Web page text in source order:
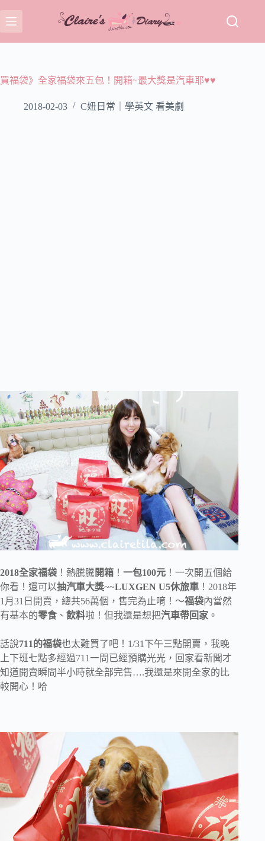
至
主
容
買福袋》全家福袋來五包！開箱~最大獎是汽車耶♥♥
2018-02-03 C妞日常｜學英文 看美劇
2018全家福袋 ！熱騰騰開箱 ！ 一包100元 ！一次開五個給
你看！還可以抽汽車大獎~~LUXGEN U5休旅車 ！2018年
1月31日開賣，總共56萬個，售完為止唷！～福袋內當然
有基本的零食 、 飲料啦！但我還是想把汽車帶回家 。
話說711的福袋也太難買了吧！1/31下午三點開賣，我晚
上下班七點多經過711一問已經預購光光，回家看新聞才
知道開賣瞬間半小時就全部完售….我還是來開全家的比
較開心！哈